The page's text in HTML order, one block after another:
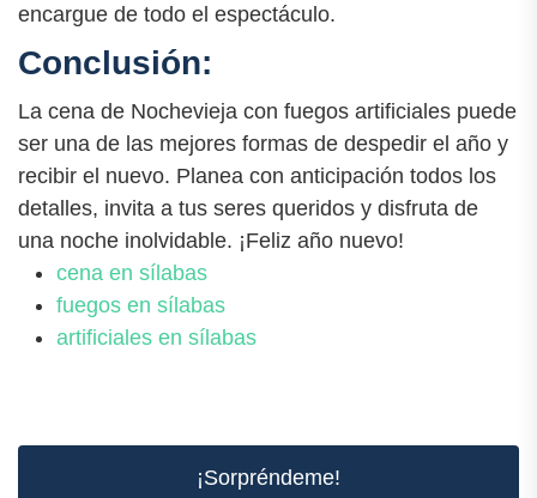
encargue de todo el espectáculo.
Conclusión:
La cena de Nochevieja con fuegos artificiales puede
ser una de las mejores formas de despedir el año y
recibir el nuevo. Planea con anticipación todos los
detalles, invita a tus seres queridos y disfruta de
una noche inolvidable. ¡Feliz año nuevo!
cena en sílabas
fuegos en sílabas
artificiales en sílabas
¡Sorpréndeme!